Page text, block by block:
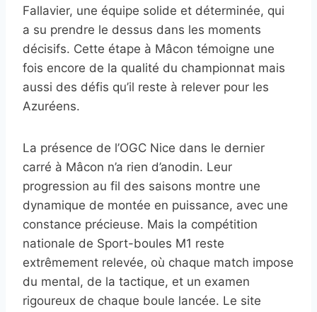
Fallavier, une équipe solide et déterminée, qui
a su prendre le dessus dans les moments
décisifs. Cette étape à Mâcon témoigne une
fois encore de la qualité du championnat mais
aussi des défis qu’il reste à relever pour les
Azuréens.
La présence de l’OGC Nice dans le dernier
carré à Mâcon n’a rien d’anodin. Leur
progression au fil des saisons montre une
dynamique de montée en puissance, avec une
constance précieuse. Mais la compétition
nationale de Sport-boules M1 reste
extrêmement relevée, où chaque match impose
du mental, de la tactique, et un examen
rigoureux de chaque boule lancée. Le site